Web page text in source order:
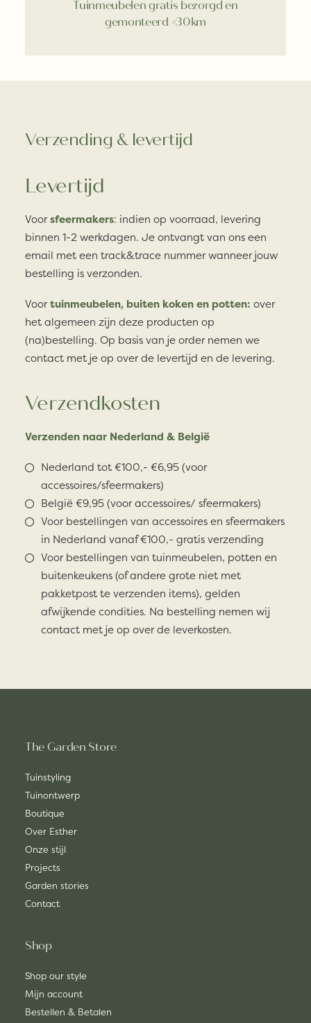
Tuinmeubelen gratis bezorgd en
gemonteerd <30km
Verzending & levertijd
Levertijd
Voorsfeermakers: indien op voorraad, levering
binnen 1-2 werkdagen. Je ontvangt van ons een
email met een track&trace nummer wanneer jouw
bestelling is verzonden.
Voortuinmeubelen, buiten koken en potten: over
het algemeen zijn deze producten op
(na)bestelling. Op basis van je order nemen we
contact met je op over de levertijd en de levering.
Verzendkosten
Verzenden naar Nederland & België
Nederland tot €100,- €6,95 (voor
accessoires/sfeermakers)
België €9,95 (voor accessoires/ sfeermakers)
Voor bestellingen van accessoires en sfeermakers
in Nederland vanaf €100,- gratis verzending
Voor bestellingen van tuinmeubelen, potten en
buitenkeukens (of andere grote niet met
pakketpost te verzenden items), gelden
afwijkende condities. Na bestelling nemen wij
contact met je op over de leverkosten.
The Garden Store
Tuinstyling
Tuinontwerp
Boutique
Over Esther
Onze stijl
Projects
Garden stories
Contact
Shop
Shop our style
Mijn account
Bestellen & Betalen